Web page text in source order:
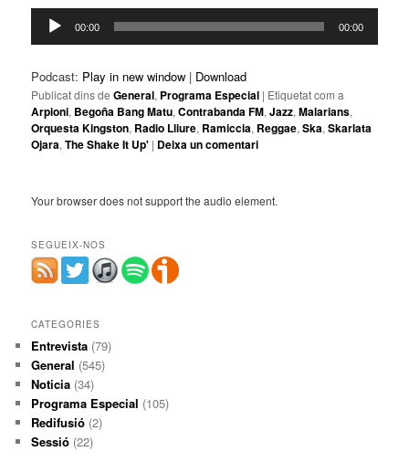
Reproductor
d'àudio
00:00 00:00
Podcast: Play in new window | Download
Publicat dins de General, Programa Especial | Etiquetat com a
Arpioni, Begoña Bang Matu,Contrabanda FM,Jazz,Malarians,
Orquesta Kingston, Radio Lliure, Ramiccia, Reggae,Ska,Skarlata
Ojara,The Shake It Up' | Deixa un comentari
Your browser does not support the audio element.
SEGUEIX-NOS
CATEGORIES
Entrevista (79)
General (545)
Noticia (34)
Programa Especial (105)
Redifusió (2)
Sessió (22)